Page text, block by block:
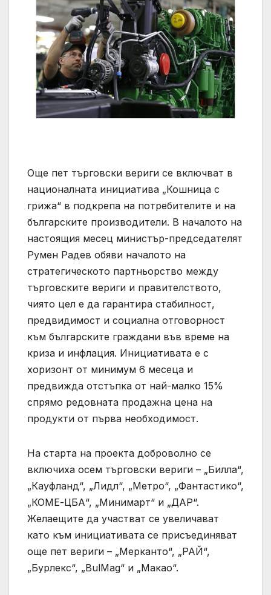
Още пет търговски вериги се включват в
националната инициатива „Кошница с
грижа“ в подкрепа на потребителите и на
българските производители. В началото на
настоящия месец министър-председателят
Румен Радев обяви началото на
стратегическото партньорство между
търговските вериги и правителството,
чиято цел е да гарантира стабилност,
предвидимост и социална отговорност
към българските граждани във време на
криза и инфлация. Инициативата е с
хоризонт от минимум 6 месеца и
предвижда отстъпка от най-малко 15%
спрямо редовната продажна цена на
продукти от първа необходимост.
На старта на проекта доброволно се
включиха осем търговски вериги – „Билла“,
„Кауфланд“, „Лидл“, „Метро“, „Фантастико“,
„КОМЕ-ЦБА“, „Минимарт“ и „ДАР“.
Желаещите да участват се увеличават
като към инициативата се присъединяват
още пет вериги – „Мерканто“, „РАЙ“,
„Бурлекс“, „BulMag“ и „Макао“.